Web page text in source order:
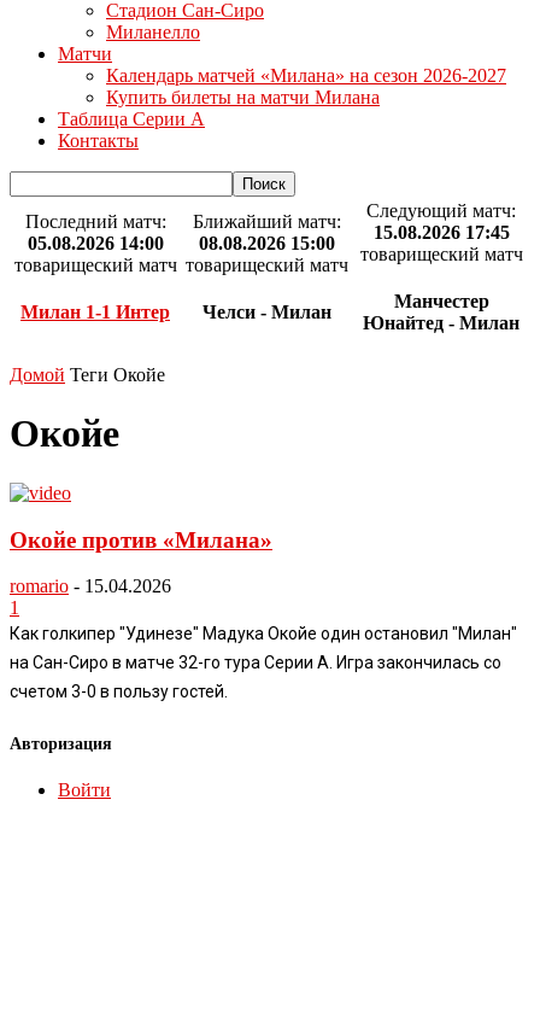
Стадион Сан-Сиро
Миланелло
Матчи
Календарь матчей «Милана» на сезон 2026-2027
Купить билеты на матчи Милана
Таблица Серии А
Контакты
Последний матч:
05.08.2026 14:00
товарищеский матч
Милан 1-1 Интер
Ближайший матч:
08.08.2026 15:00
товарищеский матч
Челси - Милан
Следующий матч:
15.08.2026 17:45
товарищеский матч
Манчестер
Юнайтед - Милан
Домой Теги Окойе
Окойе
Окойе против «Милана»
romario - 15.04.2026
1
Как голкипер "Удинезе" Мадука Окойе один остановил "Милан"
на Сан-Сиро в матче 32-го тура Серии А. Игра закончилась со
счетом 3-0 в пользу гостей.
Авторизация
Войти